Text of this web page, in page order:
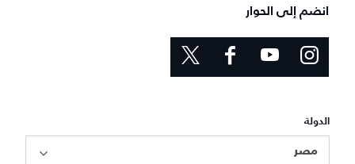
انضم إلى الحوار
الدولة
مصر